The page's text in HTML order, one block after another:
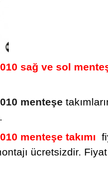
sağ ve sol
menteşe
menteşe takımı
ücretsizdir.